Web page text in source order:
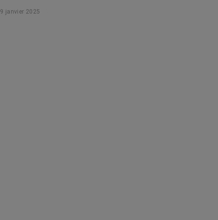
9 janvier 2025